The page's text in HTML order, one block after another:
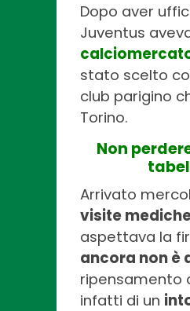
Dopo aver
Juventus
stato scelto
club parigino
Torino.
Non
Arrivato
visite
aspettava la
ancora non è
ripensamento
infatti di un